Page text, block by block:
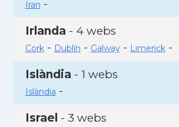
Iran -
Irlanda - 4 webs
Cork- Dublín - Galway- Limerick-
Islàndia - 1 webs
Islàndia -
Israel - 3 webs